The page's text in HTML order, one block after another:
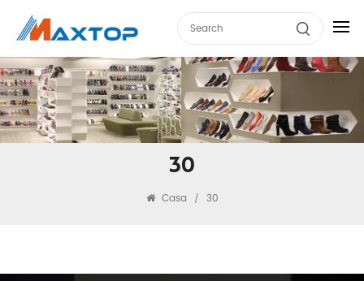
30
Casa / 30